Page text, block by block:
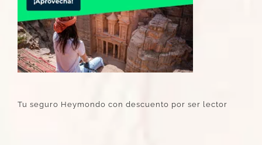
Tu seguro Heymondo con descuento por ser lector